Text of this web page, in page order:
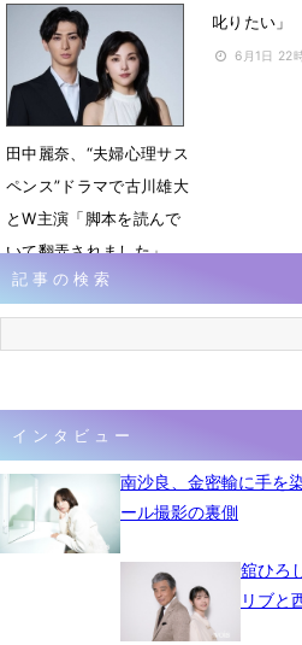
6月7日 23時53分
叱りたい」
6月1日 22
田中麗奈、“夫婦心理サス
ペンス”ドラマで古川雄大
とW主演「脚本を読んで
いて翻弄されました」
5月25日 21時00分
記事の検索
インタビュー
南沙良、金密輸に手を
ール撮影の裏側
舘ひろ
リブと